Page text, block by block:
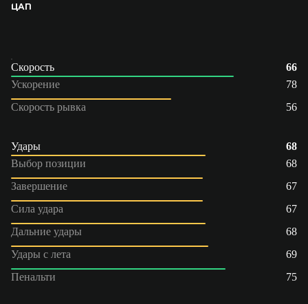
ЦАП
Скорость
66
Ускорение
78
Скорость рывка
56
Удары
68
Выбор позиции
68
Завершение
67
Сила удара
67
Дальние удары
68
Удары с лета
69
Пенальти
75